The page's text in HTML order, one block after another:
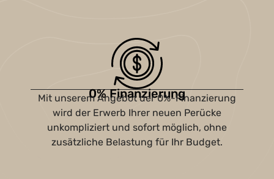
0% Finanzierung
Mit unserem Angebot der 0%-Finanzierung
wird der Erwerb Ihrer neuen Perücke
unkompliziert und sofort möglich, ohne
zusätzliche Belastung für Ihr Budget.